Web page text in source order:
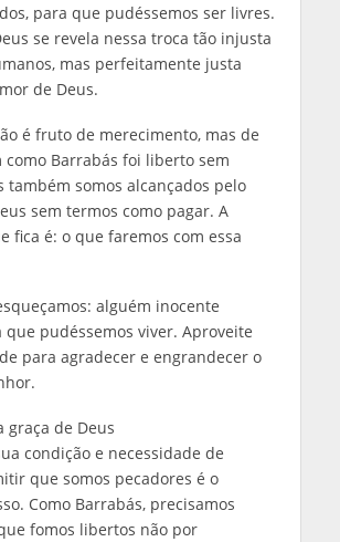
para que pudéssemos ser livres.
se revela nessa troca tão injusta
mas perfeitamente justa
de Deus.
é fruto de merecimento, mas de
como Barrabás foi liberto sem
também somos alcançados pelo
sem termos como pagar. A
fica é: o que faremos com essa
alguém inocente
pudéssemos viver. Aproveite
para agradecer e engrandecer o
graça de Deus
condição e necessidade de
que somos pecadores é o
Como Barrabás, precisamos
fomos libertos não por